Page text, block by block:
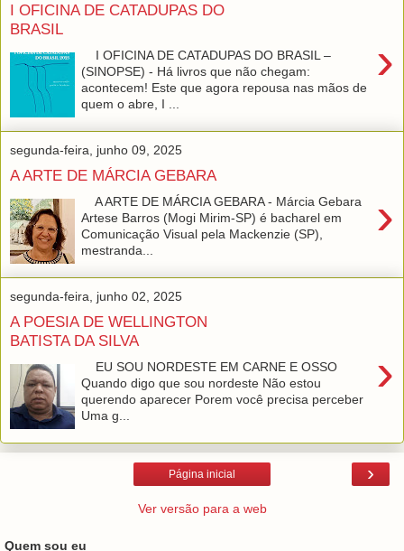
I OFICINA DE CATADUPAS DO
BRASIL
›
I OFICINA DE CATADUPAS DO BRASIL –
(SINOPSE) - Há livros que não chegam:
acontecem! Este que agora repousa nas mãos de
quem o abre, I ...
segunda-feira, junho 09, 2025
A ARTE DE MÁRCIA GEBARA
›
A ARTE DE MÁRCIA GEBARA - Márcia Gebara
Artese Barros (Mogi Mirim-SP) é bacharel em
Comunicação Visual pela Mackenzie (SP),
mestranda...
segunda-feira, junho 02, 2025
A POESIA DE WELLINGTON
BATISTA DA SILVA
›
EU SOU NORDESTE EM CARNE E OSSO
Quando digo que sou nordeste Não estou
querendo aparecer Porem você precisa perceber
Uma g...
›
Página inicial
Ver versão para a web
Quem sou eu